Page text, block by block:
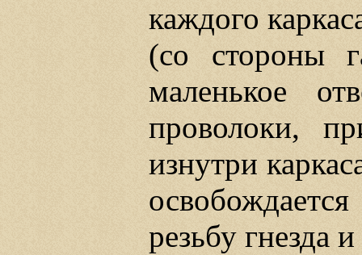
каждого
(со стороны
маленькое
проволоки,
изнутри
резьбу гнезда